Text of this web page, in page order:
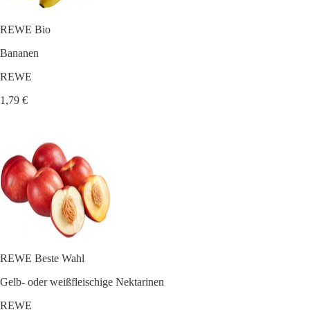
REWE Bio
Bananen
REWE
1,79 €
REWE Beste Wahl
Gelb- oder weißfleischige Nektarinen
REWE